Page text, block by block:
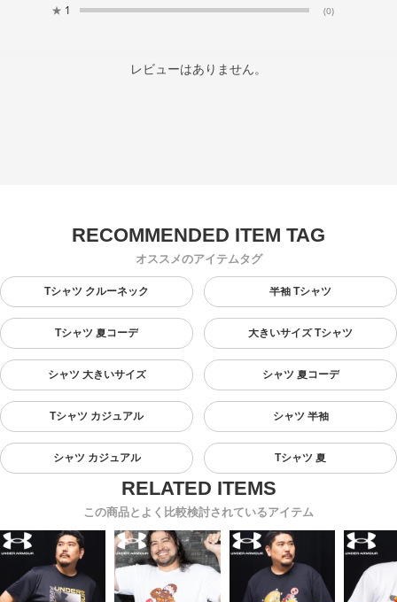
★ 1 (0)
レビューはありません。
オススメのアイテムタグ
Tシャツ クルーネック 半袖 Tシャツ
Tシャツ 夏コーデ 大きいサイズ Tシャツ
シャツ 大きいサイズ シャツ 夏コーデ
Tシャツ カジュアル シャツ 半袖
シャツ カジュアル Tシャツ 夏
この商品とよく比較検討されているアイテム